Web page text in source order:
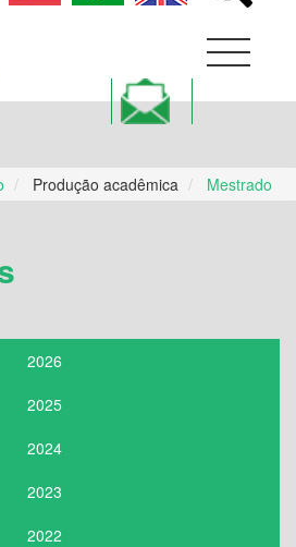
Produção acadêmica Mestrado
2026
2025
2024
2023
2022